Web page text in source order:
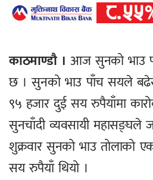
काठमाण्डौ । आज सुनको भाउ
छ । सुनको भाउ पाँच सयले
९५ हजार दुई सय रुपैयाँमा
सुनचाँदी व्यवसायी महासङ्घले
शुक्रवार सुनको भाउ तोलाको
सय रुपैयाँ थियो ।